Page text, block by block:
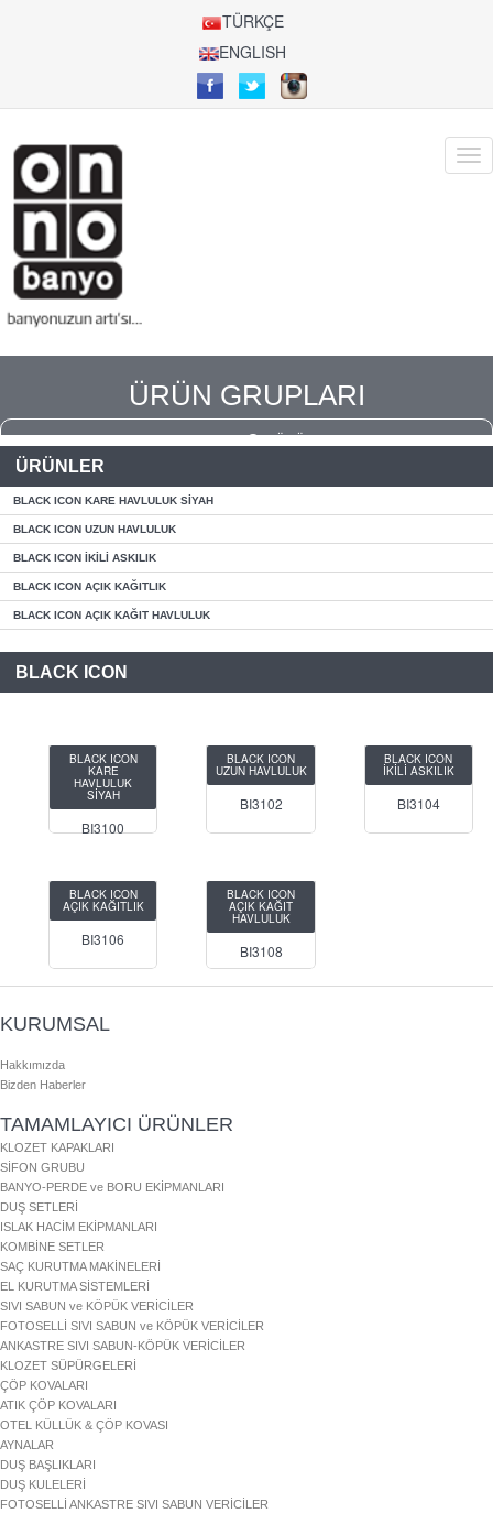
TÜRKÇE
ENGLISH
ÜRÜN GRUPLARI
ÜRÜNLER
BLACK ICON KARE HAVLULUK SİYAH
BLACK ICON UZUN HAVLULUK
BLACK ICON İKİLİ ASKILIK
BLACK ICON AÇIK KAĞITLIK
BLACK ICON AÇIK KAĞIT HAVLULUK
BLACK ICON
BLACK ICON
KARE
HAVLULUK
SİYAH
BI3100
BLACK ICON
UZUN HAVLULUK
BI3102
BLACK ICON
İKİLİ ASKILIK
BI3104
BLACK ICON
AÇIK KAĞITLIK
BI3106
BLACK ICON
AÇIK KAĞIT
HAVLULUK
BI3108
KURUMSAL
Hakkımızda
Bizden Haberler
TAMAMLAYICI ÜRÜNLER
KLOZET KAPAKLARI
SİFON GRUBU
BANYO-PERDE ve BORU EKİPMANLARI
DUŞ SETLERİ
ISLAK HACİM EKİPMANLARI
KOMBİNE SETLER
SAÇ KURUTMA MAKİNELERİ
EL KURUTMA SİSTEMLERİ
SIVI SABUN ve KÖPÜK VERİCİLER
FOTOSELLİ SIVI SABUN ve KÖPÜK VERİCİLER
ANKASTRE SIVI SABUN-KÖPÜK VERİCİLER
KLOZET SÜPÜRGELERİ
ÇÖP KOVALARI
ATIK ÇÖP KOVALARI
OTEL KÜLLÜK & ÇÖP KOVASI
AYNALAR
DUŞ BAŞLIKLARI
DUŞ KULELERİ
FOTOSELLİ ANKASTRE SIVI SABUN VERİCİLER